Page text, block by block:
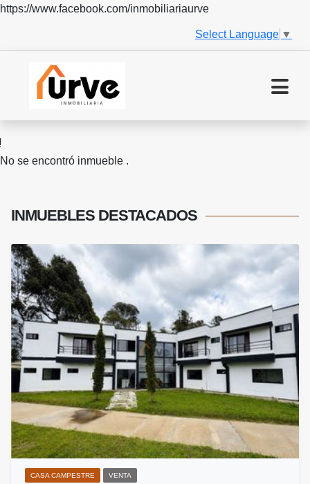
https://www.facebook.com/inmobiliariaurve
Select Language ▼
No se encontró inmueble .
INMUEBLES DESTACADOS
CASA CAMPESTRE VENTA